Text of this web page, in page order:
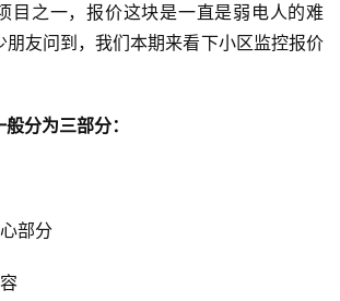
目之一，报价这块是一直是弱电人的难
朋友问到，我们本期来看下小区监控报价
分为三部分：
部分